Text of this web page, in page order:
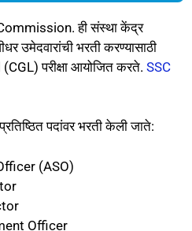
ही संस्था केंद्र
उमेदवारांची भरती करण्यासाठी
परीक्षा आयोजित करते. SSC
पदांवर भरती केली जाते:
(ASO)
Officer